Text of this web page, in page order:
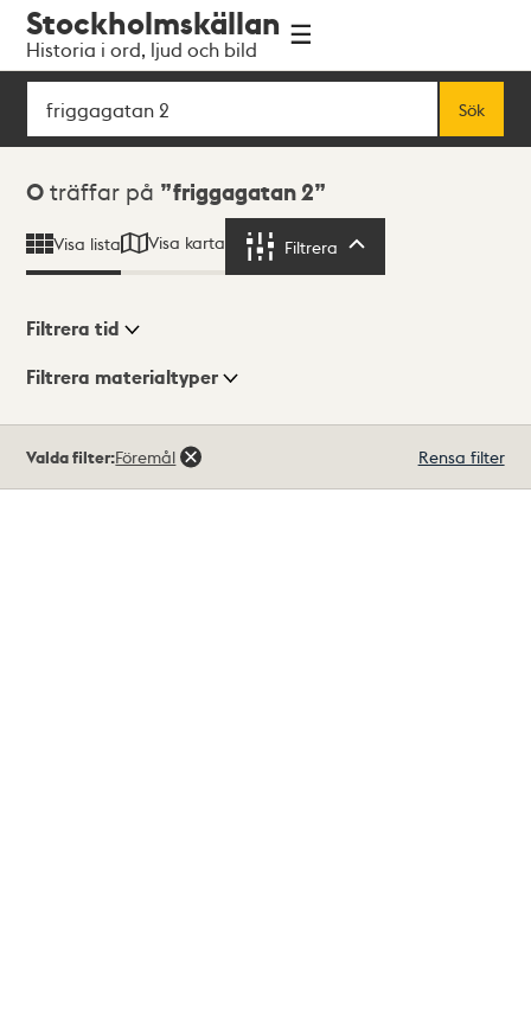
navigationen
huvudinnehållet
Stockholmskällan
Historia i ord, ljud och bild
Sök
Sök
Sökresultat
0 träffar på friggagatan 2
Visa lista Visa karta Filtrera
Visningsläge
Filtrera tid
Filtrera materialtyper
träffar
Valda filter:Föremål Rensa filter